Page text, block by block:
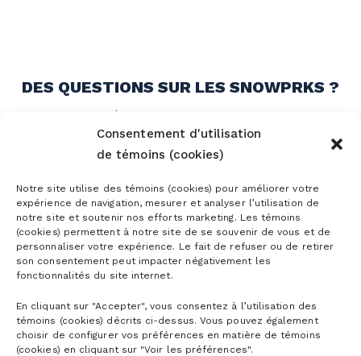
Consentement d'utilisation
de témoins (cookies)
Notre site utilise des témoins (cookies) pour améliorer votre
expérience de navigation, mesurer et analyser l’utilisation de
notre site et soutenir nos efforts marketing. Les témoins
(cookies) permettent à notre site de se souvenir de vous et de
personnaliser votre expérience. Le fait de refuser ou de retirer
son consentement peut impacter négativement les
fonctionnalités du site internet.
En cliquant sur "Accepter", vous consentez à l’utilisation des
témoins (cookies) décrits ci-dessus. Vous pouvez également
choisir de configurer vos préférences en matière de témoins
(cookies) en cliquant sur "Voir les préférences".
DES QUESTIONS SUR LES SNOWPRKS ?
Trouvez réponses aux questions les plus
fréquemment posées sur les SnowPrks.
Questions fréquentes
À quels moments les SnowPrks ouvrent-ils dans
la saison?
Nous avons toujours l’intention d’offrir plusieurs
modules dès l’ouverture de la montagne, mais cela
dépend des conditions météo d’une année à l’autre.
Plus les températures sont basses en début de